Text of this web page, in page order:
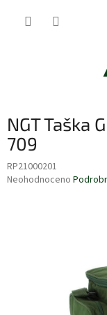
NGT Taška
709
RP21000201
Průměrné
Neohodnoceno